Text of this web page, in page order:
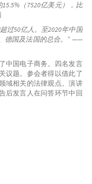
（7520亿美元），比
过50亿人。至2020年中国
德国及法国的总合。” ——
中国电子商务。四名发言
议题。参会者得以借此了
域相关的法律观点。演讲
后发言人在问答环节中回
途径